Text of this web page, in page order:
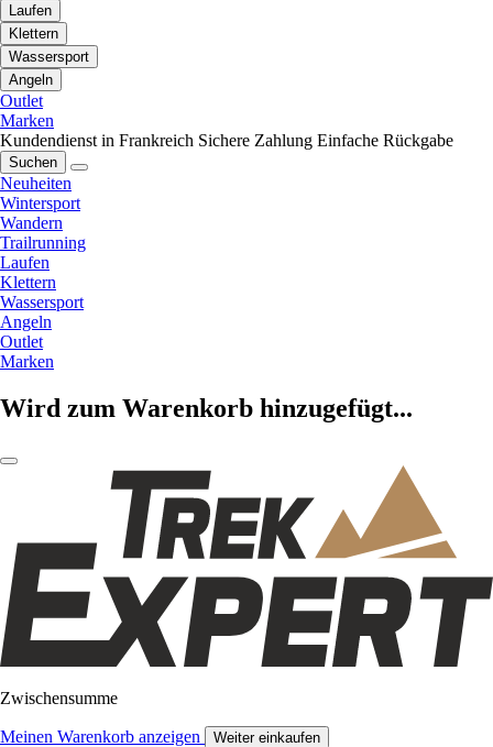
Laufen
Klettern
Wassersport
Angeln
Outlet
Marken
Kundendienst in Frankreich Sichere Zahlung Einfache Rückgabe
Suchen
Neuheiten
Wintersport
Wandern
Trailrunning
Laufen
Klettern
Wassersport
Angeln
Outlet
Marken
Wird zum Warenkorb hinzugefügt...
Zwischensumme
Meinen Warenkorb anzeigen Weiter einkaufen